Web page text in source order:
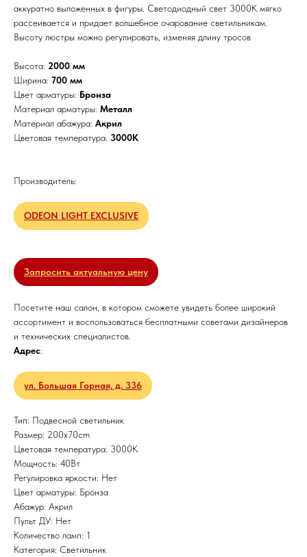
аккуратно выложенных в фигуры. Светодиодный свет 3000K мягко
рассеивается и придает волшебное очарование светильникам.
Высоту люстры можно регулировать, изменяя длину тросов
Высота: 2000 мм
Ширина: 700 мм
Цвет арматуры: Бронза
Материал арматуры: Металл
Материал абажура: Акрил
Цветовая температура: 3000К
Производитель:
ODEON LIGHT EXCLUSIVE
Запросить актуальную цену
Посетите наш салон, в котором сможете увидеть более широкий
ассортимент и воспользоваться бесплатными советами дизайнеров
и технических специалистов.
Адрес:
ул. Большая Горная, д. 336
Тип: Подвесной светильник
Размер: 200x70cm
Цветовая температура: 3000K
Мощность: 40Вт
Регулировка яркости: Нет
Цвет арматуры: Бронза
Абажур: Акрил
Пульт ДУ: Нет
Количество ламп: 1
Категория: Светильник